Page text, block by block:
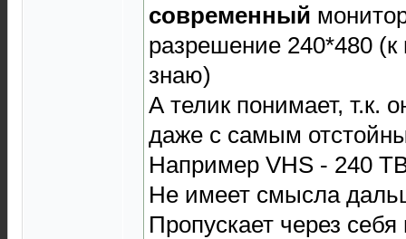
современный
разрешение 240*480 (к
знаю)
А телик понимает, т.к.
даже с самым
Например VHS - 240
Не имеет смысла
Пропускает через